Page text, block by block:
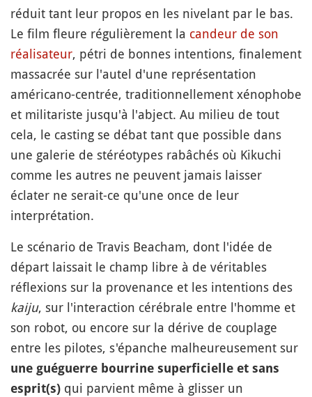
réduit tant leur propos en les nivelant par le bas.
Le film fleure régulièrement la candeur de son
réalisateur, pétri de bonnes intentions, finalement
massacrée sur l'autel d'une représentation
américano-centrée, traditionnellement xénophobe
et militariste jusqu'à l'abject. Au milieu de tout
cela, le casting se débat tant que possible dans
une galerie de stéréotypes rabâchés où Kikuchi
comme les autres ne peuvent jamais laisser
éclater ne serait-ce qu'une once de leur
interprétation.
Le scénario de Travis Beacham, dont l'idée de
départ laissait le champ libre à de véritables
réflexions sur la provenance et les intentions des
kaiju, sur l'interaction cérébrale entre l'homme et
son robot, ou encore sur la dérive de couplage
entre les pilotes, s'épanche malheureusement sur
une guéguerre bourrine superficielle et sans
esprit(s) qui parvient même à glisser un